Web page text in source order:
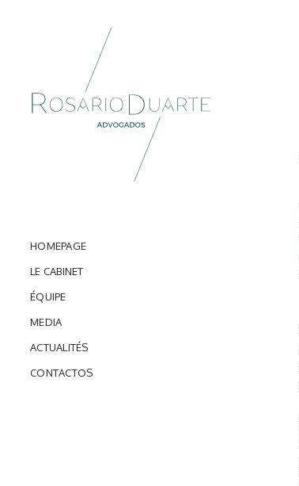
HOMEPAGE
LE CABINET
ÉQUIPE
MEDIA
ACTUALITÉS
CONTACTOS